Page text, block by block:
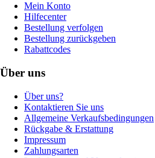
Mein Konto
Hilfecenter
Bestellung verfolgen
Bestellung zurückgeben
Rabattcodes
Über uns
Über uns?
Kontaktieren Sie uns
Allgemeine Verkaufsbedingungen
Rückgabe & Erstattung
Impressum
Zahlungsarten